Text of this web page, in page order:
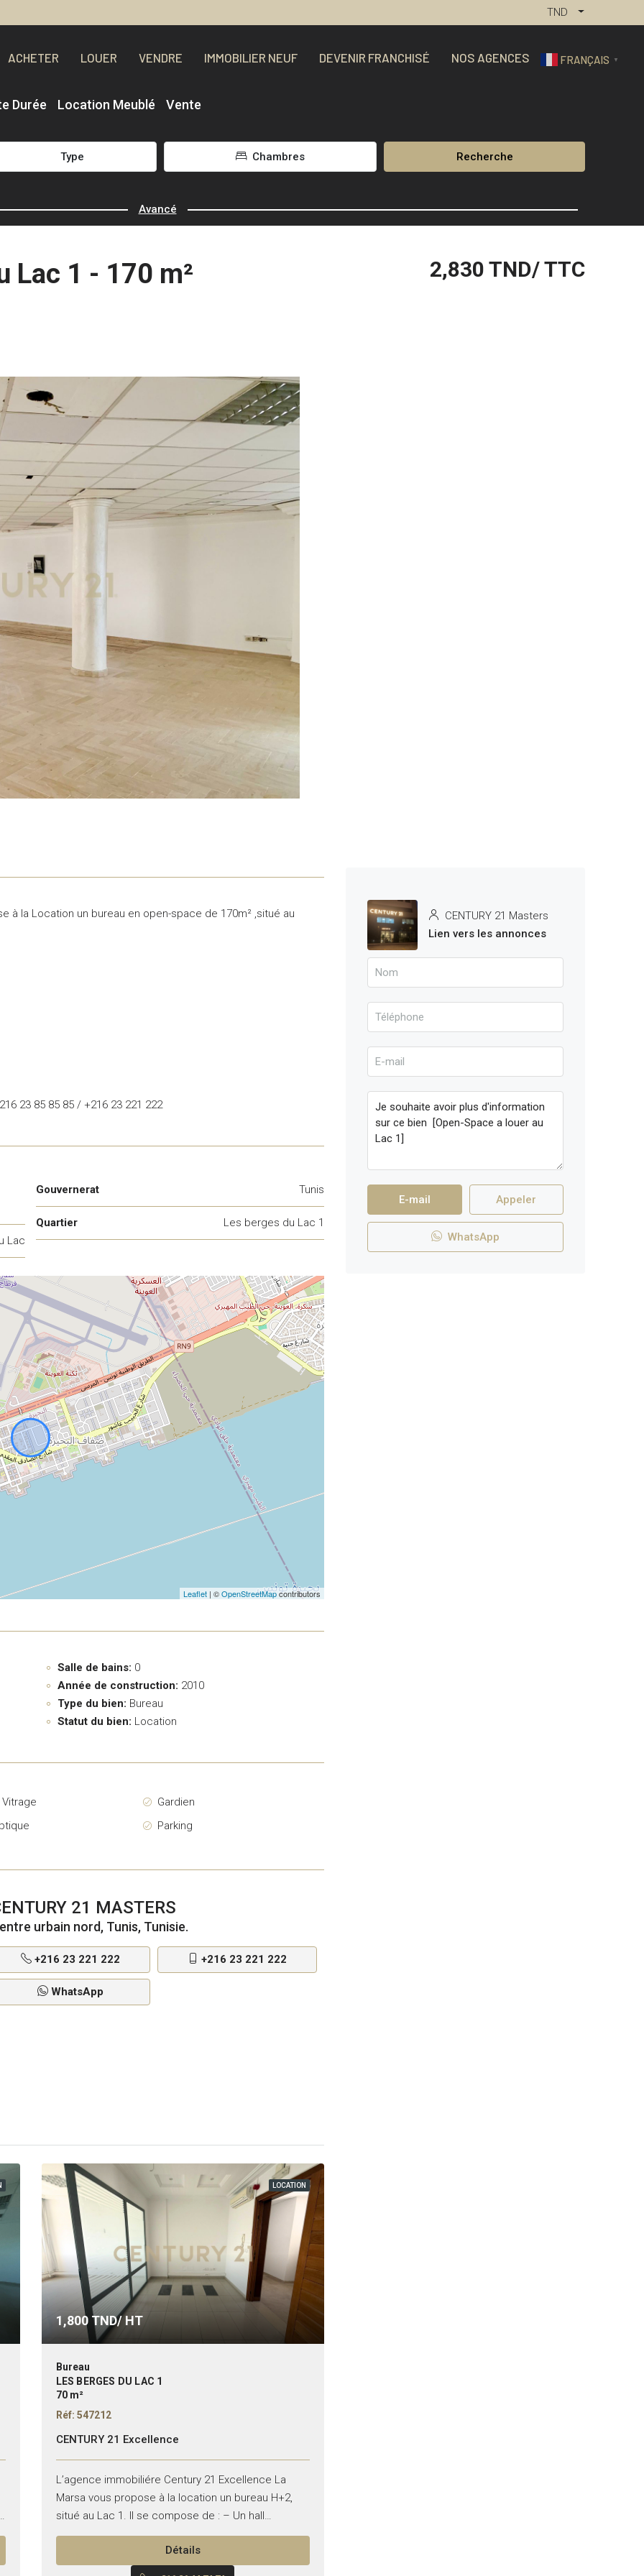
TND
ACHETER LOUER VENDRE IMMOBILIER NEUF DEVENIR FRANCHISÉ NOS AGENCES FRANÇAIS ▼
Durée Location Meublé Vente
Type Chambres Recherche
Avancé
Lac 1 - 170 m² 2,830 TND/ TTC
à la Location un bureau en open-space de 170m² ,situé au
23 85 85 85 / +216 23 221 222
Lac
Gouvernerat Tunis
Quartier Les berges du Lac 1
Leaflet | ©OpenStreetMapcontributors
Salle de bains: 0
Année de construction: 2010
Type du bien: Bureau
Statut du bien: Location
Gardien
Parking
21 MASTERS
urbain nord, Tunis, Tunisie.
+216 23 221 222 +216 23 221 222
WhatsApp
LOCATION
1,800TND/ HT
Bureau
LES BERGES DU LAC 1
70 m²
Réf: 547212
CENTURY 21 Excellence
L’agence immobiliére Century 21 Excellence La
Marsa vous propose à la location un bureau H+2,
situé au Lac 1. Il se compose de : – Un hall
d’accueil – Deux pièces de...
Détails
CENTURY 21 Masters
Lien vers les annonces
E-mail Appeler
WhatsApp